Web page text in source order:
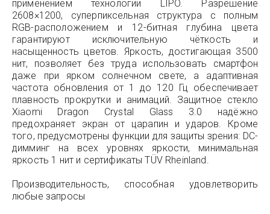
применением технологии LIPO. Разрешение
2608×1200, суперпиксельная структура с полным
RGB-расположением и 12-битная глубина цвета
гарантируют исключительную чёткость и
насыщенность цветов. Яркость, достигающая 3500
нит, позволяет без труда использовать смартфон
даже при ярком солнечном свете, а адаптивная
частота обновления от 1 до 120 Гц обеспечивает
плавность прокрутки и анимаций. Защитное стекло
Xiaomi Dragon Crystal Glass 3.0 надёжно
предохраняет экран от царапин и ударов. Кроме
того, предусмотрены функции для защиты зрения: DC-
димминг на всех уровнях яркости, минимальная
яркость 1 нит и сертификаты TÜV Rheinland.
Производительность, способная удовлетворить
любые запросы